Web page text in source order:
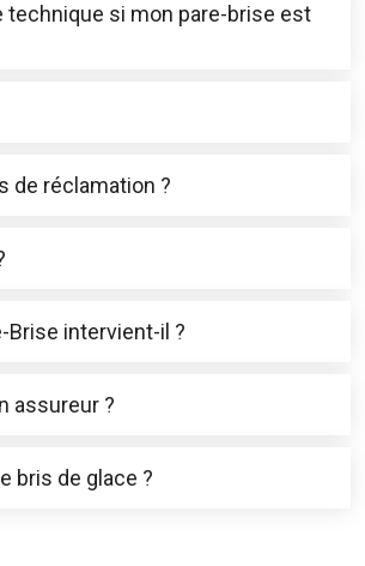
technique si mon pare-brise est
de réclamation ?
Brise intervient-il ?
assureur ?
bris de glace ?